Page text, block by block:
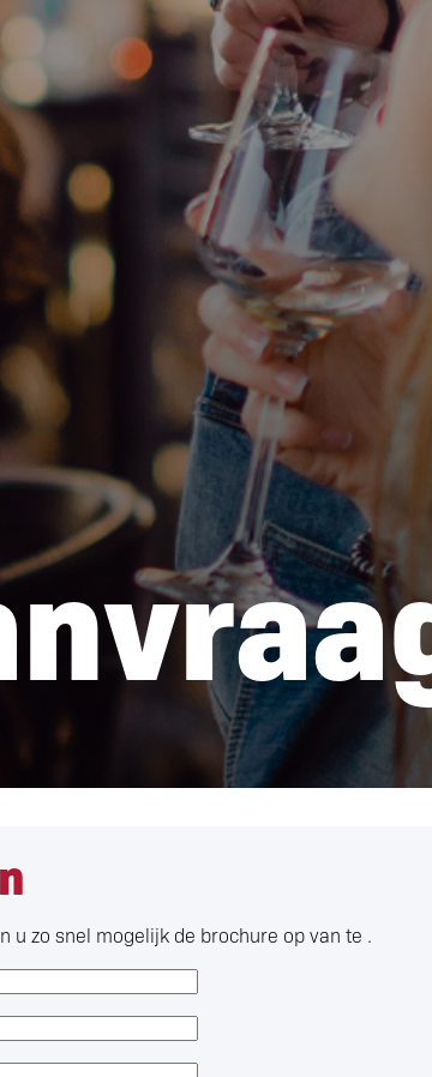
zo snel mogelijk de brochure op van te .